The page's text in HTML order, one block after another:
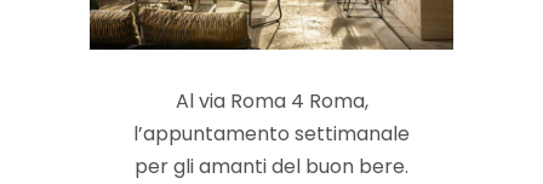
Al via Roma 4 Roma,
l’appuntamento settimanale
per gli amanti del buon bere.